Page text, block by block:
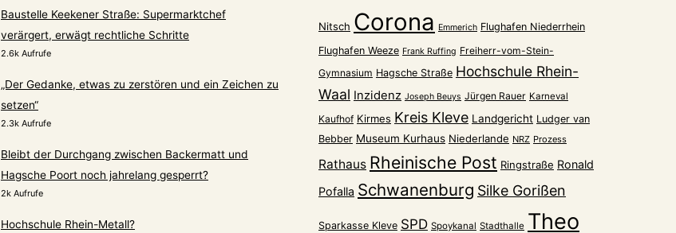
Baustelle Keekener Straße: Supermarktchef
verärgert, erwägt rechtliche Schritte
2.6k Aufrufe
„Der Gedanke, etwas zu zerstören und ein Zeichen zu
setzen“
2.3k Aufrufe
Bleibt der Durchgang zwischen Backermatt und
Hagsche Poort noch jahrelang gesperrt?
2k Aufrufe
Hochschule Rhein-Metall?
Nitsch Corona Emmerich Flughafen Niederrhein
Flughafen Weeze Frank Ruffing Freiherr-vom-Stein-
Gymnasium Hagsche Straße Hochschule Rhein-
Waal Inzidenz Joseph Beuys Jürgen Rauer Karneval
Kaufhof Kirmes Kreis Kleve Landgericht Ludger van
Bebber Museum Kurhaus Niederlande NRZ Prozess
Rathaus Rheinische Post Ringstraße Ronald
Pofalla Schwanenburg Silke Gorißen
Sparkasse Kleve SPD Spoykanal Stadthalle Theo